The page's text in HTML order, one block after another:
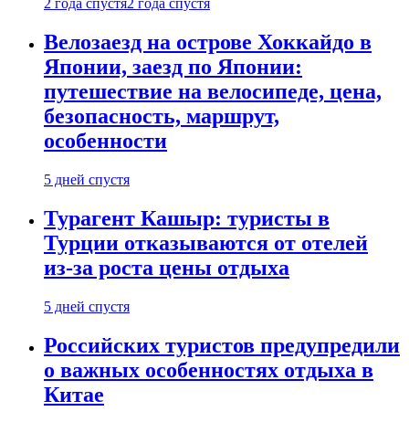
2 года спустя2 года спустя
Велозаезд на острове Хоккайдо в
Японии, заезд по Японии:
путешествие на велосипеде, цена,
безопасность, маршрут,
особенности
5 дней спустя
Турагент Кашыр: туристы в
Турции отказываются от отелей
из-за роста цены отдыха
5 дней спустя
Российских туристов предупредили
о важных особенностях отдыха в
Китае